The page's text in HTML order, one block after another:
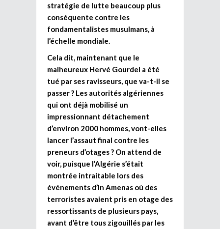
stratégie de lutte beaucoup plus
conséquente contre les
fondamentalistes musulmans, à
l’échelle mondiale.
Cela dit, maintenant que le
malheureux Hervé Gourdel a été
tué par ses ravisseurs, que va-t-il se
passer ? Les autorités algériennes
qui ont déjà mobilisé un
impressionnant détachement
d’environ 2000 hommes, vont-elles
lancer l’assaut final contre les
preneurs d’otages ? On attend de
voir, puisque l’Algérie s’était
montrée intraitable lors des
événements d’In Amenas où des
terroristes avaient pris en otage des
ressortissants de plusieurs pays,
avant d’être tous zigouillés par les